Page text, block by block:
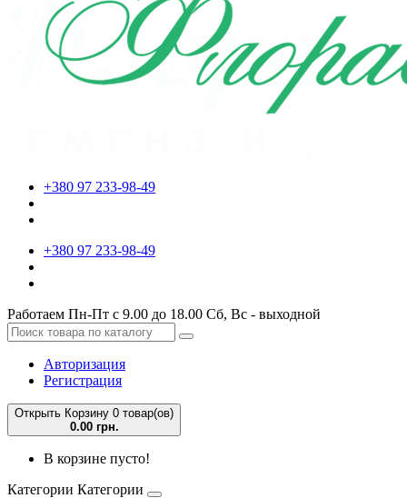
+380 97 233-98-49
+380 97 233-98-49
Работаем Пн-Пт с 9.00 до 18.00 Сб, Вс - выходной
Авторизация
Регистрация
Открыть Корзину 0 товар(ов)
0.00 грн.
В корзине пусто!
Категории Категории